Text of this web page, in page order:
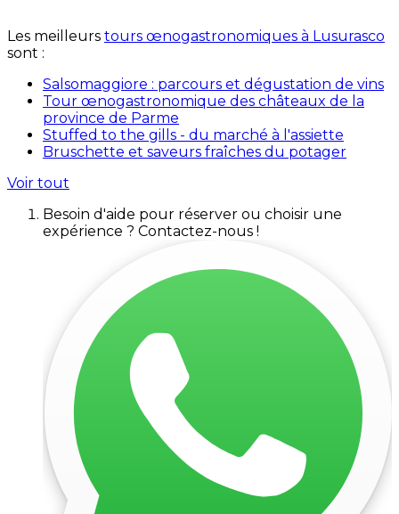
Les meilleurs tours œnogastronomiques à Lusurasco
sont :
Salsomaggiore : parcours et dégustation de vins
Tour œnogastronomique des châteaux de la
province de Parme
Stuffed to the gills - du marché à l'assiette
Bruschette et saveurs fraîches du potager
Voir tout
Besoin d'aide pour réserver ou choisir une
expérience ? Contactez-nous !